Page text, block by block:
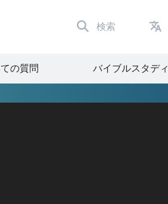
検索
の質問 バイブルスタディ